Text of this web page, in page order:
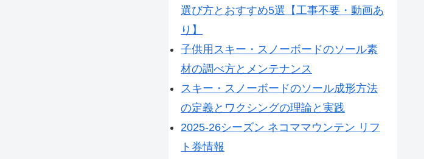
選び方とおすすめ5選【工事不要・動画あ
り】
子供用スキー・スノーボードのソール素
材の調べ方とメンテナンス
スキー・スノーボードのソール成形方法
の定義とワクシングの理論と実践
2025-26シーズン ネコママウンテン リフ
ト券情報